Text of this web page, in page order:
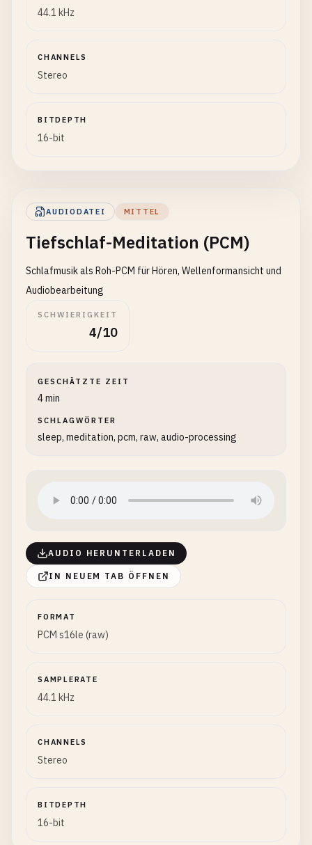
44.1 kHz
CHANNELS
Stereo
BITDEPTH
16-bit
AUDIODATEI MITTEL
Tiefschlaf-Meditation (PCM)
Schlafmusik als Roh-PCM für Hören, Wellenformansicht und
Audiobearbeitung
SCHWIERIGKEIT
4/10
GESCHÄTZTE ZEIT
4 min
SCHLAGWÖRTER
sleep, meditation, pcm, raw, audio-processing
AUDIO HERUNTERLADEN
IN NEUEM TAB ÖFFNEN
FORMAT
PCM s16le (raw)
SAMPLERATE
44.1 kHz
CHANNELS
Stereo
BITDEPTH
16-bit